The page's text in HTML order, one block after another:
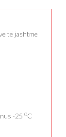
të jashtme
-25 0C